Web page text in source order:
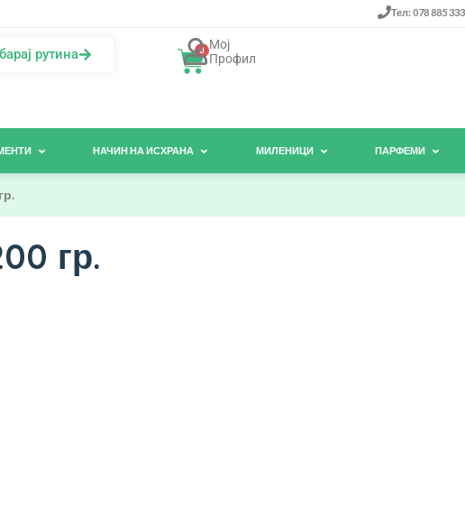
Тел: 078 885 333
рутина 0 Мој
Профил
НАЧИН НА ИСХРАНА МИЛЕНИЦИ ПАРФЕМИ
гр.